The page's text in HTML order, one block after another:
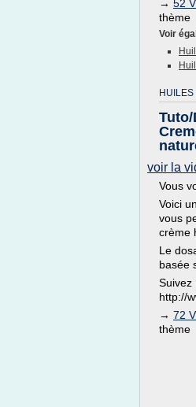
→ 52
thème
Voir
voir la
Vous
Voici
vous
crème
Le
basée
Suivez
http://
→ 72
thème